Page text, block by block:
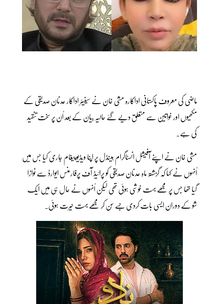
ماضی کی معروف پاکستانی اداکارہ مشی خان نے سینیئر اداکار عدنان صدیقی کے
مکھیوں اور خواتین سے متعلق دیے گئے حالیہ بیان کے بعد اُن پر سخت تنقید
کی ہے۔
مشی خان نے اپنے آفیشل انسٹاگرام ہینڈل پر اپنا ویڈیو پیغام جاری کیا جس میں
اُنہوں نے کہا کہ گزشتہ ماہ عدنان صدیقی کو پرائیڈ آف پرفارمنس ایوارڈ سے نوازا
گیا تھا جس پر مجھے بہت خوشی ہوئی تھی لیکن اُنہوں نے حال ہی میں ایک
شو کے دوران ایسی بات کردی جسے سُن کر مجھے بہت حیرت ہوئی۔